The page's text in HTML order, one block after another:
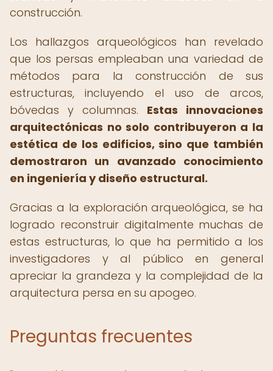
construcción.
Los hallazgos arqueológicos han revelado
que los persas empleaban una variedad de
métodos para la construcción de sus
estructuras, incluyendo el uso de arcos,
bóvedas y columnas. Estas innovaciones
arquitectónicas no solo contribuyeron a la
estética de los edificios, sino que también
demostraron un avanzado conocimiento
en ingeniería y diseño estructural.
Gracias a la exploración arqueológica, se ha
logrado reconstruir digitalmente muchas de
estas estructuras, lo que ha permitido a los
investigadores y al público en general
apreciar la grandeza y la complejidad de la
arquitectura persa en su apogeo.
Preguntas frecuentes